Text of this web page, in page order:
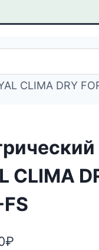
CLIMA DRY
CLIMA
₽